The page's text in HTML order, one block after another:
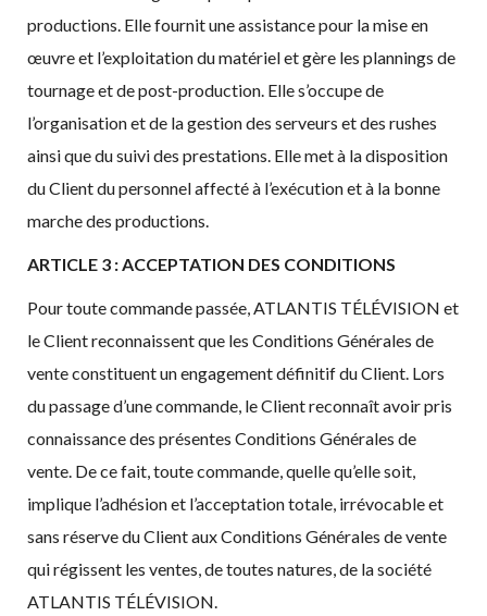
productions. Elle fournit une assistance pour la mise en
œuvre et l’exploitation du matériel et gère les plannings de
tournage et de post-production. Elle s’occupe de
l’organisation et de la gestion des serveurs et des rushes
ainsi que du suivi des prestations. Elle met à la disposition
du Client du personnel affecté à l’exécution et à la bonne
marche des productions.
ARTICLE 3 : ACCEPTATION DES CONDITIONS
Pour toute commande passée, ATLANTIS TÉLÉVISION et
le Client reconnaissent que les Conditions Générales de
vente constituent un engagement définitif du Client. Lors
du passage d’une commande, le Client reconnaît avoir pris
connaissance des présentes Conditions Générales de
vente. De ce fait, toute commande, quelle qu’elle soit,
implique l’adhésion et l’acceptation totale, irrévocable et
sans réserve du Client aux Conditions Générales de vente
qui régissent les ventes, de toutes natures, de la société
ATLANTIS TÉLÉVISION.